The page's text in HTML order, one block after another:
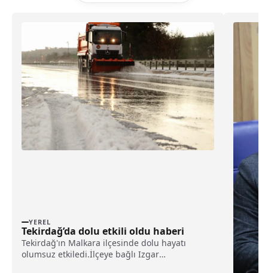
YEREL
Tekirdağ’da dolu etkili oldu haberi
Tekirdağ'ın Malkara ilçesinde dolu hayatı
olumsuz etkiledi.İlçeye bağlı Izgar